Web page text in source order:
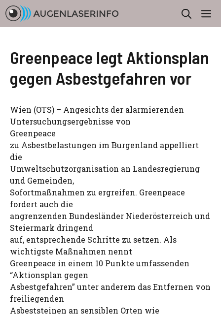
Zum
Inhalt
springen
Greenpeace legt Aktionsplan
gegen Asbestgefahren vor
Wien (OTS) – Angesichts der alarmierenden
Untersuchungsergebnisse von
Greenpeace
zu Asbestbelastungen im Burgenland appelliert
die
Umweltschutzorganisation an Landesregierung
und Gemeinden,
Sofortmaßnahmen zu ergreifen. Greenpeace
fordert auch die
angrenzenden Bundesländer Niederösterreich und
Steiermark dringend
auf, entsprechende Schritte zu setzen. Als
wichtigste Maßnahmen nennt
Greenpeace in einem 10 Punkte umfassenden
“Aktionsplan gegen
Asbestgefahren” unter anderem das Entfernen von
freiliegenden
Asbeststeinen an sensiblen Orten wie